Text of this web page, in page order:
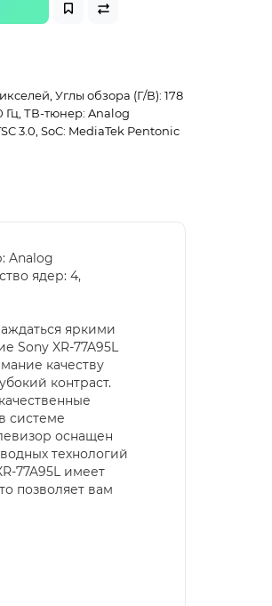
Углы обзора (Г/В): 178
Гц, ТВ-тюнер: Analog
3.0, SoC: MediaTek Pentonic
Analog
ядер: 4,
яркими
Sony XR-77A95L
качеству
контраст.
системе
оснащен
технологий
77A95L имеет
позволяет вам